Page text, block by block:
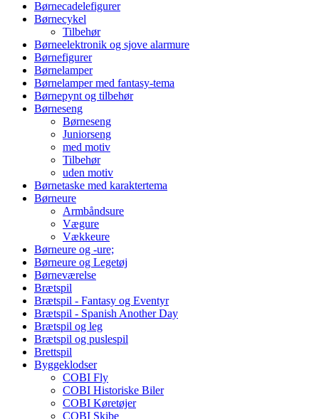
Børnecadelefigurer
Børnecykel
Tilbehør
Børneelektronik og sjove alarmure
Børnefigurer
Børnelamper
Børnelamper med fantasy-tema
Børnepynt og tilbehør
Børneseng
Børneseng
Juniorseng
med motiv
Tilbehør
uden motiv
Børnetaske med karaktertema
Børneure
Armbåndsure
Vægure
Vækkeure
Børneure og -ure;
Børneure og Legetøj
Børneværelse
Brætspil
Brætspil - Fantasy og Eventyr
Brætspil - Spanish Another Day
Brætspil og leg
Brætspil og puslespil
Brettspil
Byggeklodser
COBI Fly
COBI Historiske Biler
COBI Køretøjer
COBI Skibe